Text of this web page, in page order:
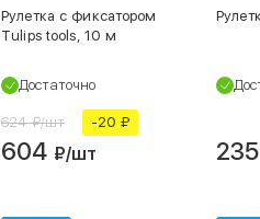
Рулетка с фиксатором
Tulips tools, 10 м
Достаточно
624 ₽/шт -20 ₽
604 ₽/шт